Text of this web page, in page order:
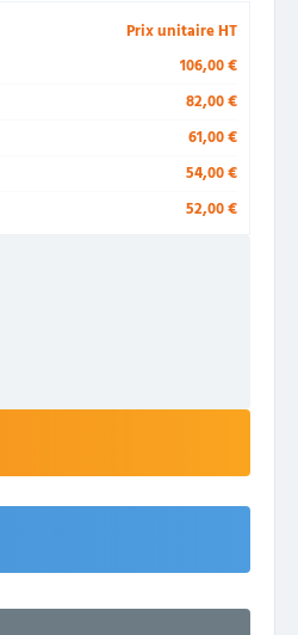
Prix unitaire HT
106,00 €
82,00 €
61,00 €
54,00 €
52,00 €